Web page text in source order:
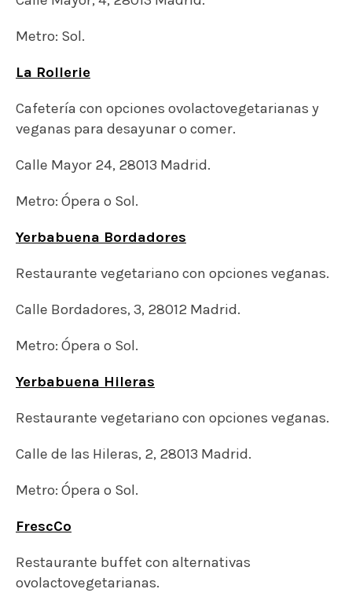
Metro: Sol.
La Rollerie
Cafetería con opciones ovolactovegetarianas y
veganas para desayunar o comer.
Calle Mayor 24, 28013 Madrid.
Metro: Ópera o Sol.
Yerbabuena Bordadores
Restaurante vegetariano con opciones veganas.
Calle Bordadores, 3, 28012 Madrid.
Metro: Ópera o Sol.
Yerbabuena Hileras
Restaurante vegetariano con opciones veganas.
Calle de las Hileras, 2, 28013 Madrid.
Metro: Ópera o Sol.
FrescCo
Restaurante buffet con alternativas
ovolactovegetarianas.